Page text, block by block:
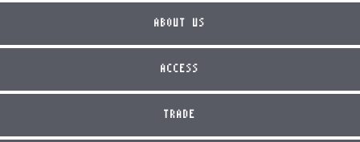
ABOUT US
ACCESS
TRADE